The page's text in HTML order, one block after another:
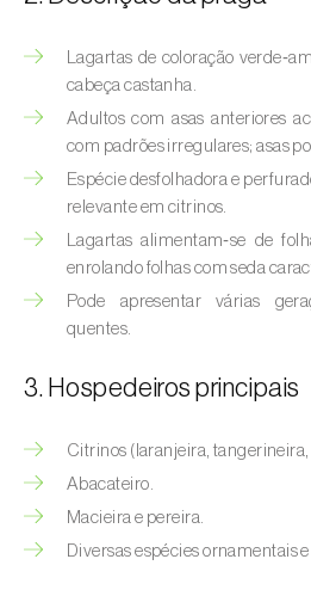
(Hyalopterus pruni )
Afídeo-lanígero-das-
lanigerum)
Afídeo-negro-do-feijão (
Afídeo-negro-do-
Afídeo-verde (Myzus
Afídeo-verde-da-
Brachycaudus
Afídeo-verde-da-macieira (
Afídeo-verde-dos-
Lagartas de coloração
cabeça castanha.
Adultos com asas anteriores
com padrões irregulares; asas
Espécie desfolhadora e
relevante em citrinos.
Lagartas alimentam‑se de
enrolando folhas com seda
Pode apresentar várias
quentes.
3. Hospedeiros principais
Citrinos (laranjeira,
Abacateiro.
Macieira e pereira.
Diversas espécies ornamentais